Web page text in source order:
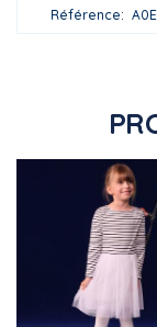
Référence